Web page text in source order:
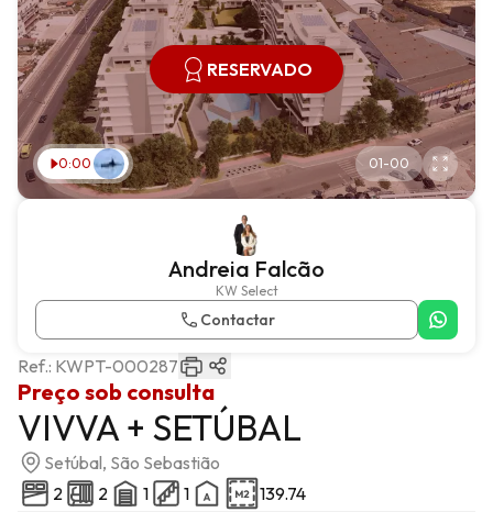
RESERVADO
0:00 01-00
Andreia Falcão
KW Select
Contactar
Preço sob consulta
Ref.: KWPT-000287
VIVVA + SETÚBAL
Setúbal, São Sebastião
2
2 1 1 139.74